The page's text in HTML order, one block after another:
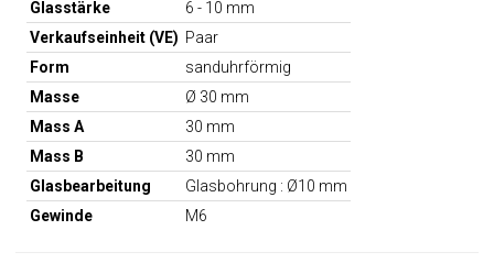
Glasstärke
6 - 10 mm
Verkaufseinheit (VE) Paar
Form
sanduhrförmig
Masse
Ø 30 mm
Mass A
30 mm
Mass B
30 mm
Glasbearbeitung
Glasbohrung : Ø10 mm
Gewinde
M6